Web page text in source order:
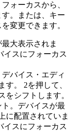
ォーカスから、
。または、キー
変更できます。
大表示されま
イスにフォーカス
バイス・エディ
す。 2を押して、
をシフトします。
。デバイスが最
に配置されていま
イスにフォーカス